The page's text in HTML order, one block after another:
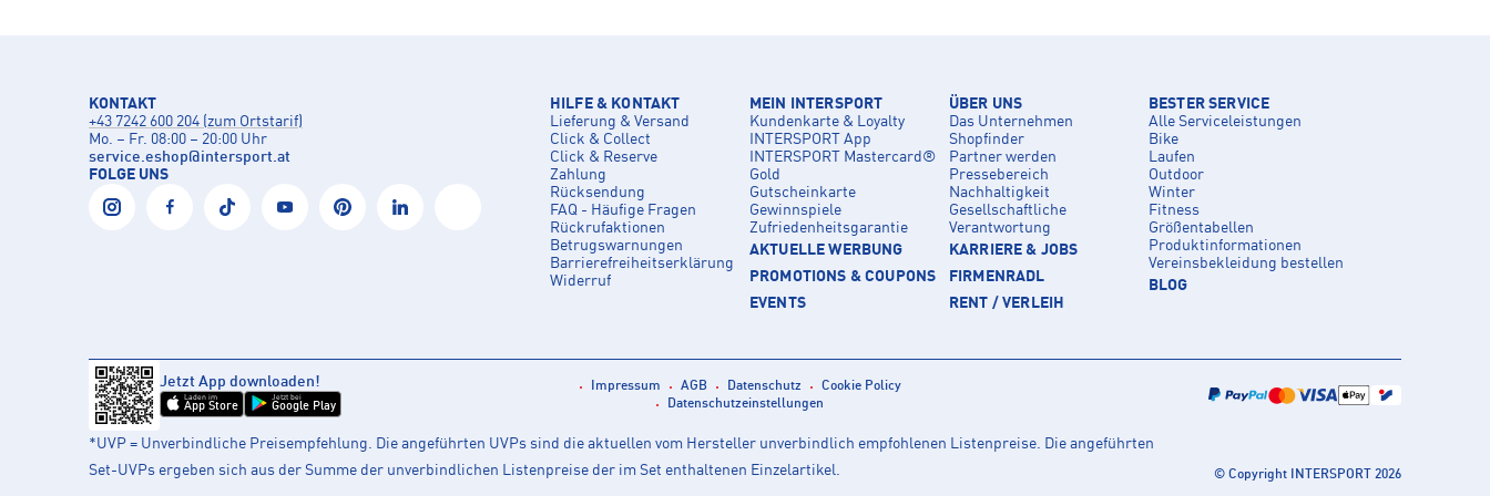
KONTAKT
+43 7242 600 204 (zum Ortstarif)
Mo. – Fr. 08:00 – 20:00 Uhr
service.eshop@intersport.at
FOLGE UNS
HILFE & KONTAKT
Lieferung & Versand
Click & Collect
Click & Reserve
Zahlung
Rücksendung
FAQ - Häufige Fragen
Rückrufaktionen
Betrugswarnungen
Barrierefreiheitserklärung
Widerruf
MEIN INTERSPORT
Kundenkarte & Loyalty
INTERSPORT App
INTERSPORT Mastercard®
Gold
Gutscheinkarte
Gewinnspiele
Zufriedenheitsgarantie
AKTUELLE WERBUNG
PROMOTIONS & COUPONS
EVENTS
ÜBER UNS
Das Unternehmen
Shopfinder
Partner werden
Pressebereich
Nachhaltigkeit
Gesellschaftliche
Verantwortung
KARRIERE & JOBS
FIRMENRADL
RENT / VERLEIH
BESTER SERVICE
Alle Serviceleistungen
Bike
Laufen
Outdoor
Winter
Fitness
Größentabellen
Produktinformationen
Vereinsbekleidung bestellen
BLOG
Jetzt App downloaden!
Laden im
App Store
Jetzt bei
Google Play
Impressum AGB Datenschutz
Cookie Policy
Datenschutzeinstellungen
*UVP = Unverbindliche Preisempfehlung. Die angeführten UVPs sind die aktuellen vom Hersteller unverbindlich empfohlenen Listenpreise. Die angeführten
Set-UVPs ergeben sich aus der Summe der unverbindlichen Listenpreise der im Set enthaltenen Einzelartikel.
© Copyright INTERSPORT 2026